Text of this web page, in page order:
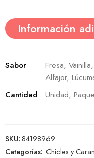
Información
Sabor
Fresa,
Alfajor,
Cantidad
Unidad,
SKU:84198969
Categorías: Chicles y